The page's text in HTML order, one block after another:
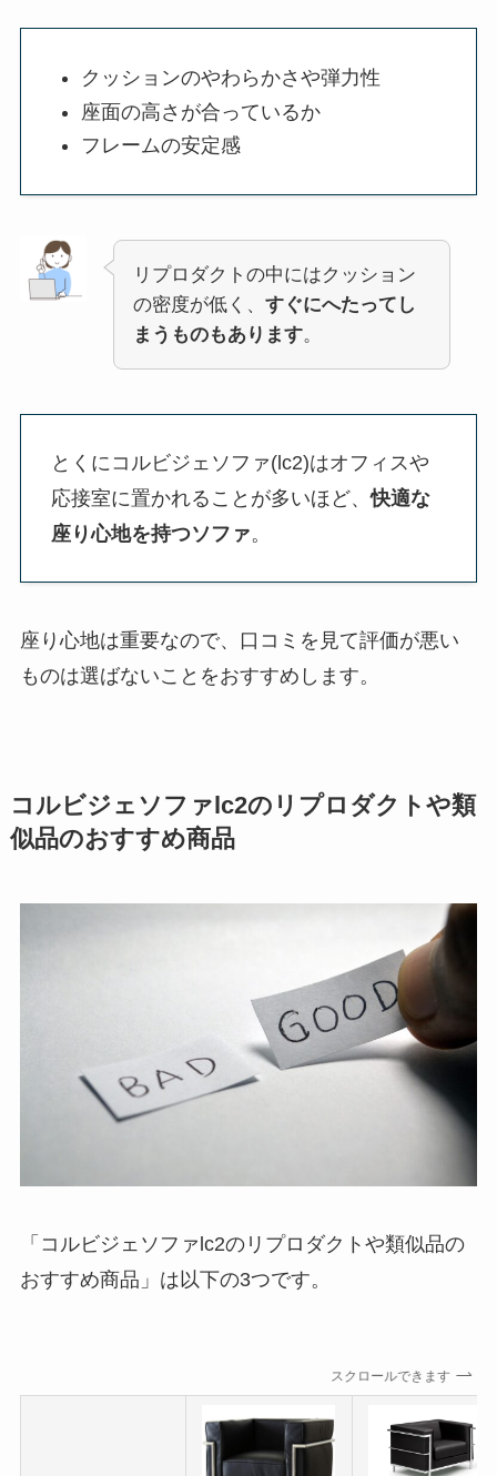
クッションのやわらかさや弾力性
座面の高さが合っているか
フレームの安定感
リプロダクトの中にはクッション
の密度が低く、 すぐにへたってし
まうものもあります。
とくにコルビジェソファ(lc2)はオフィスや
応接室に置かれることが多いほど、快適な
座り心地を持つソファ。
座り心地は重要なので、口コミを見て評価が悪い
ものは選ばないことをおすすめします。
コルビジェソファlc2のリプロダクトや類
似品のおすすめ商品
「コルビジェソファlc2のリプロダクトや類似品の
おすすめ商品」は以下の3つです。
スクロールできます